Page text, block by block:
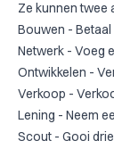
Ze kunnen twee
Bouwen -
Netwerk - Voeg
Ontwikkelen -
Verkoop -
Lening - Neem
Scout - Gooi